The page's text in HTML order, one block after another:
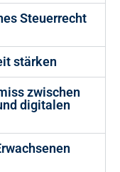
Steuerrecht
stärken
zwischen
digitalen